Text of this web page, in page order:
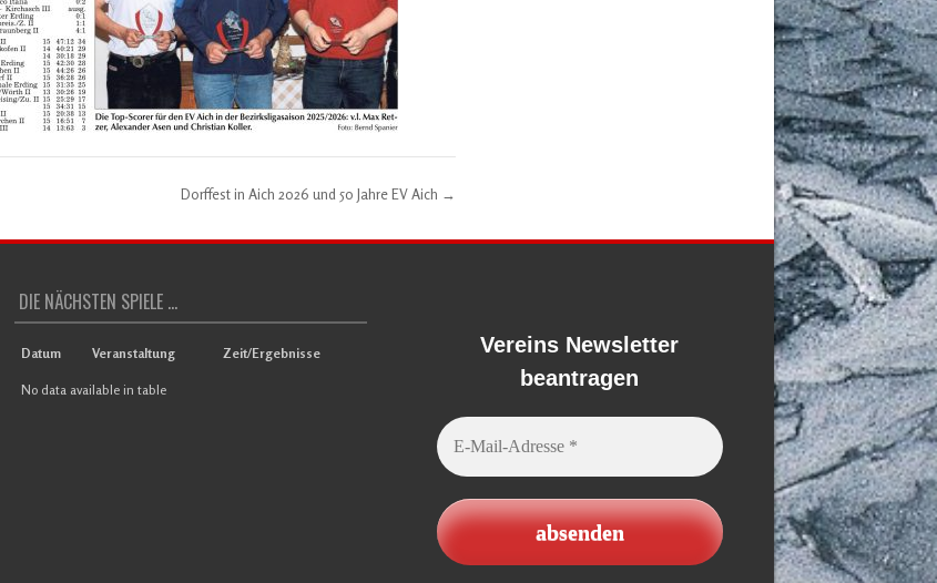
Dorffest in Aich 2026 und 50 Jahre EV Aich →
DIE NÄCHSTEN SPIELE ...
Datum Veranstaltung Zeit/Ergebnisse
No data available in table
Vereins Newsletter
beantragen